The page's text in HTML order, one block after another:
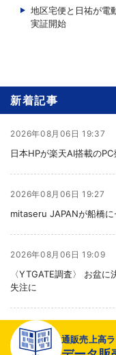
地区宅便と日祐が電
実証開始
新着記事
2026年08月06日 19:37
日本HPが楽天AI搭載の
2026年08月06日 19:27
mitaseru JAPANが船橋
2026年08月06日 19:09
〈YTGATE調査〉 お盆
失注に
2026年08月06日 19:01
〈注目企業のEC戦略〉 イ
通販売上高